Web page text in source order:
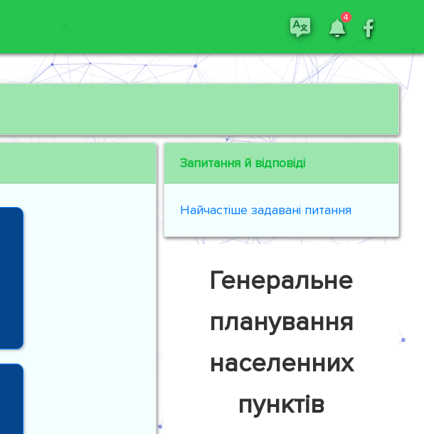
4
Запитання й відповіді
Найчастіше задавані питання
Генеральне
планування
населенних
пунктів